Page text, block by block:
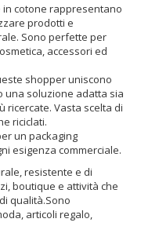
cotone rappresentano
prodotti e
Sono perfette per
accessori ed
shopper uniscono
una soluzione adatta sia
ricercate. Vasta scelta di
riciclati.
un packaging
esigenza commerciale.
resistente e di
boutique e attività che
qualità.Sono
articoli regalo,